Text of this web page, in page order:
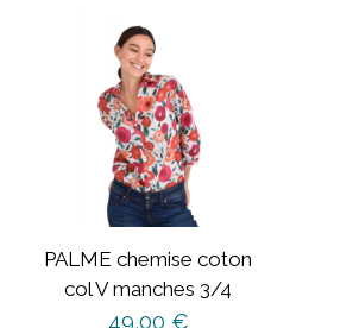
PALME chemise coton
col V manches 3/4
49,00 €